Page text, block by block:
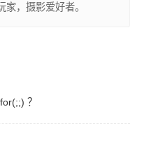
，摄影爱好者。
？